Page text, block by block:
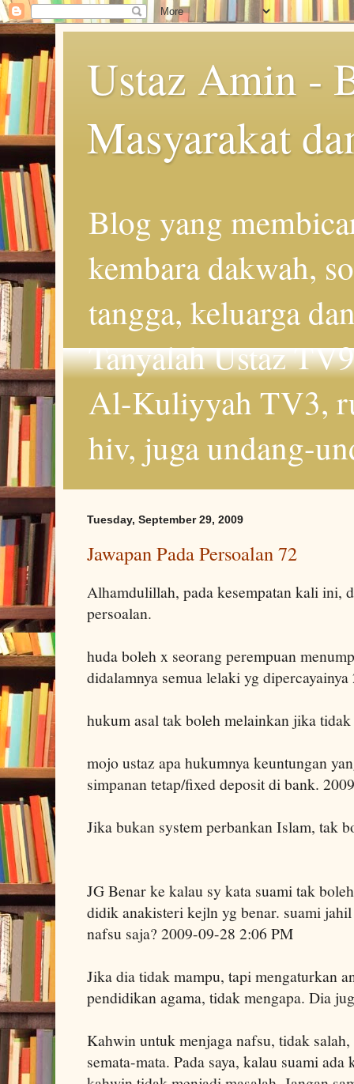
Ustaz Amin -
Masyarakat
Blog yang
kembara dakwah,
tangga, keluarga
Tanyalah Ustaz
Al-Kuliyyah TV3,
hiv, juga undang-
Tuesday, September 29, 2009
Jawapan Pada Persoalan 72
Alhamdulillah, pada kesempatan kali ini,
persoalan.
huda boleh x seorang perempuan
didalamnya semua lelaki yg
hukum asal tak boleh melainkan jika
mojo ustaz apa hukumnya keuntungan
simpanan tetap/fixed deposit di bank.
Jika bukan system perbankan Islam, tak
JG Benar ke kalau sy kata suami tak
didik anakisteri kejln yg benar. suami
nafsu saja? 2009-09-28 2:06 PM
Jika dia tidak mampu, tapi mengaturkan
pendidikan agama, tidak mengapa. Dia
Kahwin untuk menjaga nafsu, tidak
semata-mata. Pada saya, kalau suami